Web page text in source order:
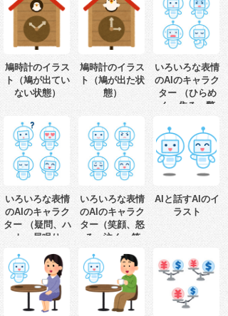
鳩時計のイラス
ト（鳩が出てい
ない状態）
鳩時計のイラス
ト（鳩が出た状
態）
いろいろな表情
のAIのキャラク
ター （ひらめ
く、焦る、驚
いろいろな表情
のAIのキャラク
ター （疑問、ハ
ート、居眠り、
いろいろな表情
のAIのキャラク
ター（笑顔、怒
る、泣く、笑
AIと話すAIのイ
ラスト